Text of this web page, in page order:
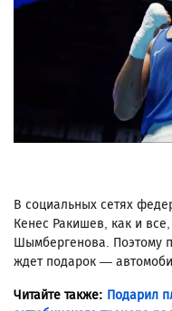
В социальных сетях
Кенес Ракишев, как и
Шымбергенова. Поэтому
ждет подарок —
Читайте также: Подарил